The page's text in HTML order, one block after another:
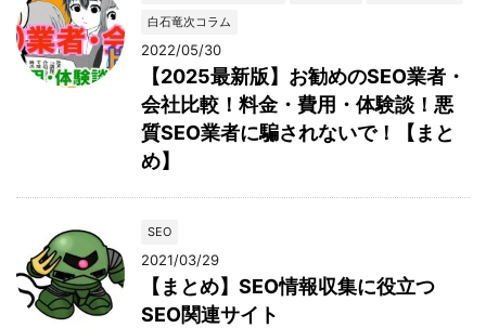
白石竜次コラム
2022/05/30
【2025最新版】お勧めのSEO業者・
会社比較！料金・費用・体験談！悪
質SEO業者に騙されないで！【まと
め】
SEO
2021/03/29
【まとめ】SEO情報収集に役立つ
SEO関連サイト